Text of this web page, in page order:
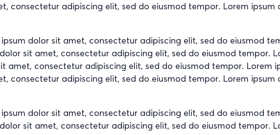
consectetur adipiscing elit, sed do eiusmod tempor. Lorem ipsum
dolor sit amet, consectetur adipiscing elit, sed do eiusmod
sit amet, consectetur adipiscing elit, sed do eiusmod tempor.
consectetur adipiscing elit, sed do eiusmod tempor. Lorem
consectetur adipiscing elit, sed do eiusmod tempor. Lorem ipsum
dolor sit amet, consectetur adipiscing elit, sed do eiusmod
sit amet, consectetur adipiscing elit, sed do eiusmod tempor.